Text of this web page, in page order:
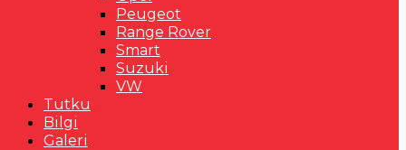
Peugeot
Range Rover
Smart
Suzuki
VW
Tutku
Bilgi
Galeri